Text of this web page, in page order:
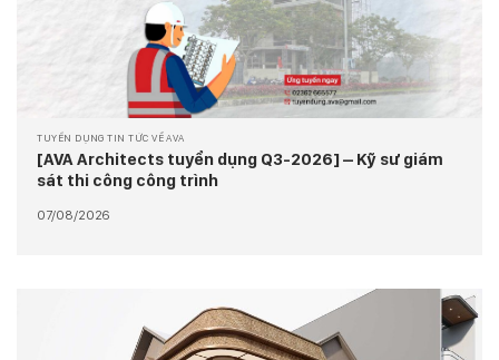
TUYỂN DỤNG TIN TỨC VỀ AVA
[AVA Architects tuyển dụng Q3-2026] – Kỹ sư giám
sát thi công công trình
07/08/2026